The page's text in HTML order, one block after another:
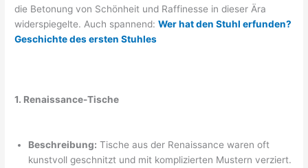
die Betonung von Schönheit und Raffinesse in dieser Ära
widerspiegelte. Auch spannend:Wer hat den Stuhl erfunden?
Geschichte des ersten Stuhles
1. Renaissance-Tische
Beschreibung: Tische aus der Renaissance waren oft
kunstvoll geschnitzt und mit komplizierten Mustern verziert.